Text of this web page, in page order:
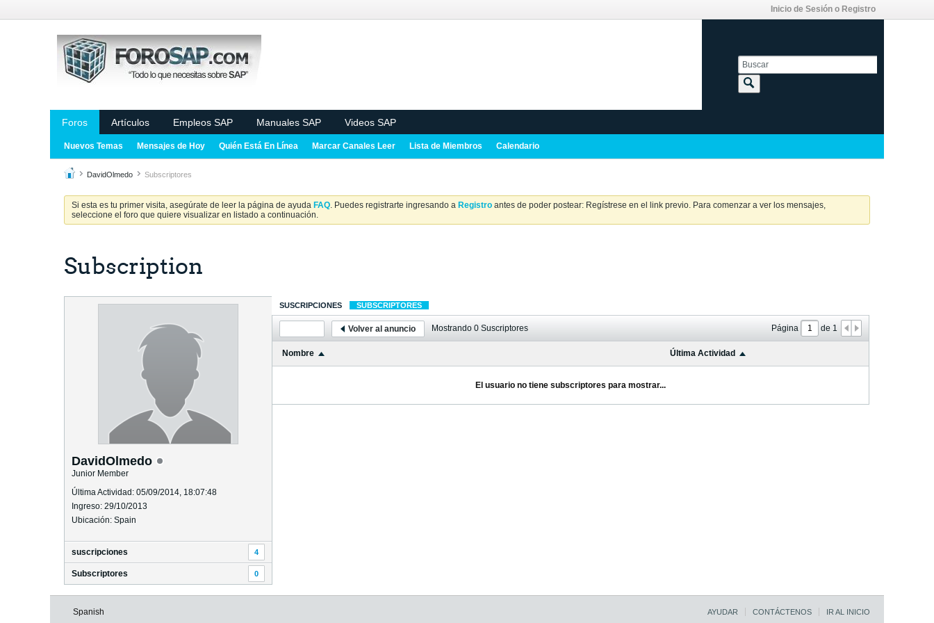
Inicio de Sesión o Registro
Foros Artículos Empleos SAP Manuales SAP Videos SAP
Nuevos Temas Mensajes de Hoy Quién Está En Línea Marcar Canales Leer Lista de Miembros Calendario
DavidOlmedo Subscriptores
Si esta es tu primer visita, asegúrate de leer la página de ayuda FAQ. Puedes registrarte ingresando a Registro antes de poder postear: Regístrese en el link previo. Para comenzar a ver los mensajes,
seleccione el foro que quiere visualizar en listado a continuación.
Subscription
DavidOlmedo
Junior Member
Última Actividad: 05/09/2014, 18:07:48
Ingreso: 29/10/2013
Ubicación: Spain
suscripciones 4
Subscriptores 0
SUSCRIPCIONES SUBSCRIPTORES
Volver al anuncio Mostrando 0 Suscriptores Página de 1
Nombre Última Actividad
El usuario no tiene subscriptores para mostrar...
Spanish AYUDAR CONTÁCTENOS IR AL INICIO